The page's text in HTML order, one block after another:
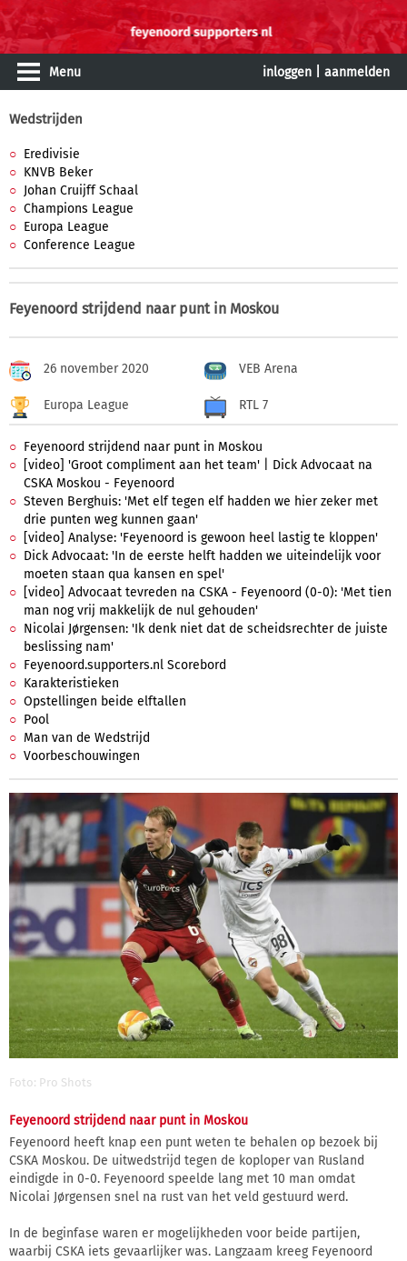
Menu inloggen aanmelden
Wedstrijden
Eredivisie
KNVB Beker
Johan Cruijff Schaal
Champions League
Europa League
Conference League
Feyenoord strijdend naar punt in Moskou
26 november 2020 VEB Arena
Europa League RTL 7
Feyenoord strijdend naar punt in Moskou
[video] 'Groot compliment aan het team' | Dick Advocaat na
CSKA Moskou - Feyenoord
Steven Berghuis: 'Met elf tegen elf hadden we hier zeker met
drie punten weg kunnen gaan'
[video] Analyse: 'Feyenoord is gewoon heel lastig te kloppen'
Dick Advocaat: 'In de eerste helft hadden we uiteindelijk voor
moeten staan qua kansen en spel'
[video] Advocaat tevreden na CSKA - Feyenoord (0-0): 'Met tien
man nog vrij makkelijk de nul gehouden'
Nicolai Jørgensen: 'Ik denk niet dat de scheidsrechter de juiste
beslissing nam'
Feyenoord.supporters.nl Scorebord
Karakteristieken
Opstellingen beide elftallen
Pool
Man van de Wedstrijd
Voorbeschouwingen
Foto: Pro Shots
Feyenoord strijdend naar punt in Moskou
Feyenoord heeft knap een punt weten te behalen op bezoek bij
CSKA Moskou. De uitwedstrijd tegen de koploper van Rusland
eindigde in 0-0. Feyenoord speelde lang met 10 man omdat
Nicolai Jørgensen snel na rust van het veld gestuurd werd.
In de beginfase waren er mogelijkheden voor beide partijen,
waarbij CSKA iets gevaarlijker was. Langzaam kreeg Feyenoord